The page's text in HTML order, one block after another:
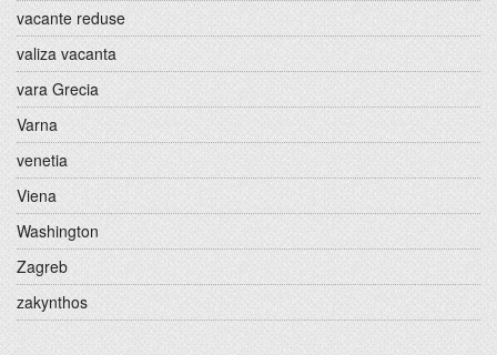
vacante reduse
valiza vacanta
vara Grecia
Varna
venetia
Viena
Washington
Zagreb
zakynthos